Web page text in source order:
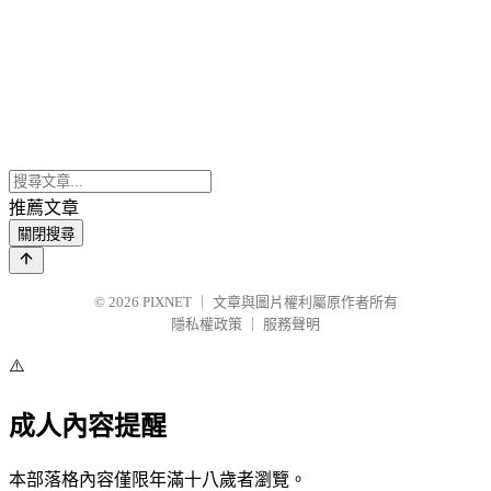
推薦文章
關閉搜尋
© 2026 PIXNET
文章與圖片權利屬原作者所有
隱私權政策
服務聲明
⚠️
成人內容提醒
本部落格內容僅限年滿十八歲者瀏覽。